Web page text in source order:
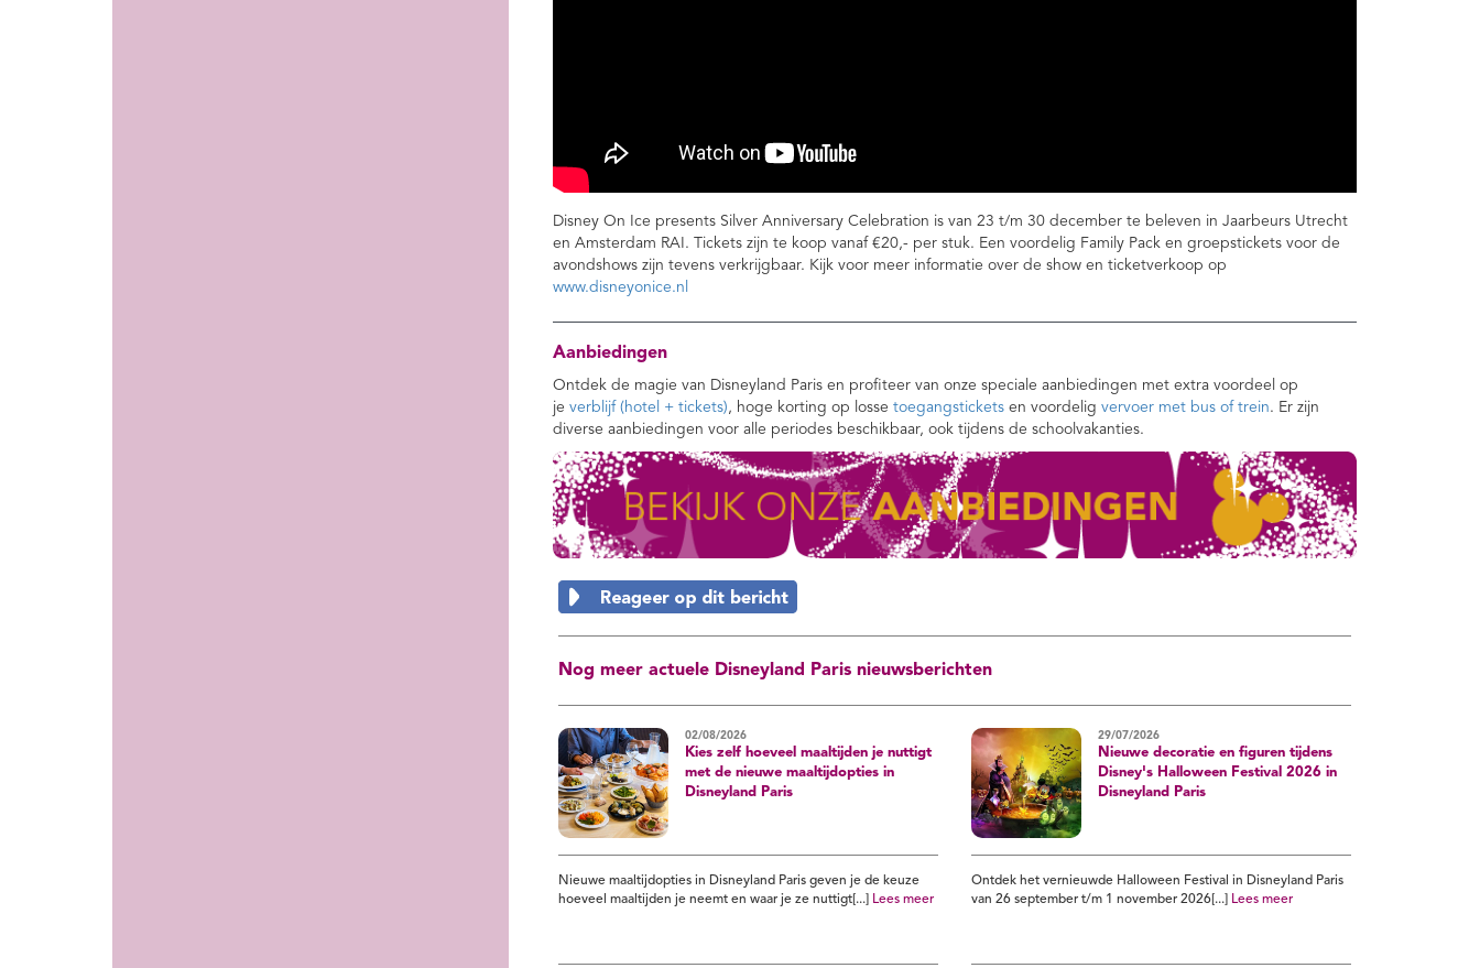
Disney On Ice presents Silver Anniversary Celebration is van 23 t/m 30 december te beleven in Jaarbeurs Utrecht
en Amsterdam RAI. Tickets zijn te koop vanaf €20,- per stuk. Een voordelig Family Pack en groepstickets voor de
avondshows zijn tevens verkrijgbaar. Kijk voor meer informatie over de show en ticketverkoop op
www.disneyonice.nl
Aanbiedingen
Ontdek de magie van Disneyland Paris en profiteer van onze speciale aanbiedingen met extra voordeel op
je verblijf (hotel + tickets), hoge korting op losse toegangstickets en voordelig vervoer met bus of trein. Er zijn
diverse aanbiedingen voor alle periodes beschikbaar, ook tijdens de schoolvakanties.
Nog meer actuele Disneyland Paris nieuwsberichten
02/08/2026
Kies zelf hoeveel maaltijden je nuttigt
met de nieuwe maaltijdopties in
Disneyland Paris
Nieuwe maaltijdopties in Disneyland Paris geven je de keuze
hoeveel maaltijden je neemt en waar je ze nuttigt[...]
Lees meer
29/07/2026
Nieuwe decoratie en figuren tijdens
Disney's Halloween Festival 2026 in
Disneyland Paris
Ontdek het vernieuwde Halloween Festival in Disneyland Paris
van 26 september t/m 1 november 2026[...]
Lees meer